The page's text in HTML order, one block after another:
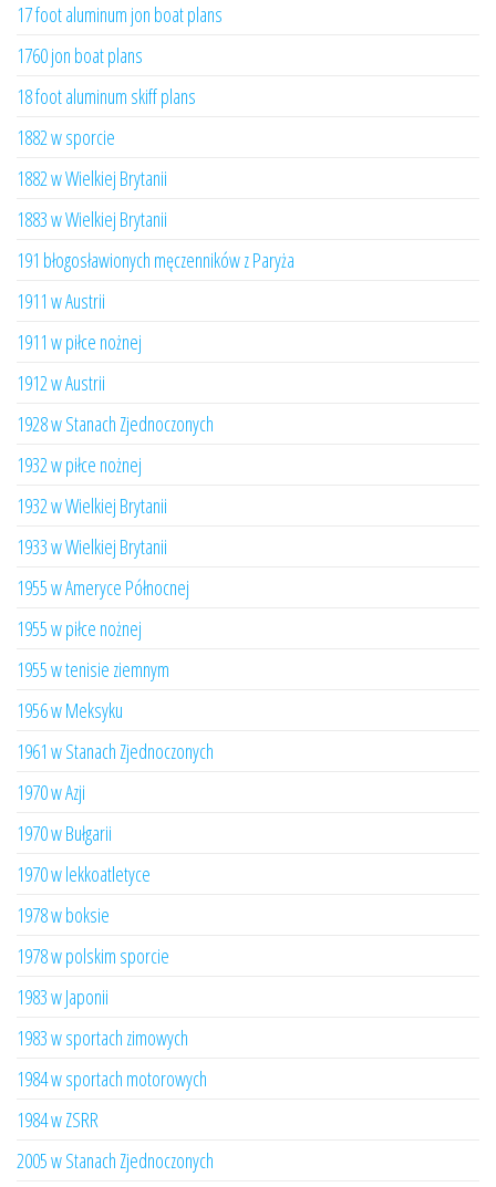
17 foot aluminum jon boat plans
1760 jon boat plans
18 foot aluminum skiff plans
1882 w sporcie
1882 w Wielkiej Brytanii
1883 w Wielkiej Brytanii
191 błogosławionych męczenników z Paryża
1911 w Austrii
1911 w piłce nożnej
1912 w Austrii
1928 w Stanach Zjednoczonych
1932 w piłce nożnej
1932 w Wielkiej Brytanii
1933 w Wielkiej Brytanii
1955 w Ameryce Północnej
1955 w piłce nożnej
1955 w tenisie ziemnym
1956 w Meksyku
1961 w Stanach Zjednoczonych
1970 w Azji
1970 w Bułgarii
1970 w lekkoatletyce
1978 w boksie
1978 w polskim sporcie
1983 w Japonii
1983 w sportach zimowych
1984 w sportach motorowych
1984 w ZSRR
2005 w Stanach Zjednoczonych